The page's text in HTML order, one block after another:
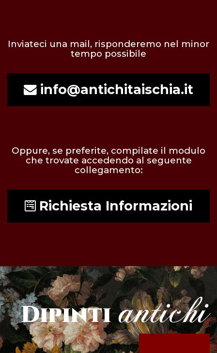
Inviateci una mail, risponderemo nel minor
tempo possibile
info@antichitaischia.it
Oppure, se preferite, compilate il modulo
che trovate accedendo al seguente
collegamento:
Richiesta Informazioni
Dipinti antichi